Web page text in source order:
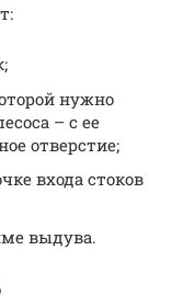
нужно
– с ее
отверстие;
входа стоков
выдува.